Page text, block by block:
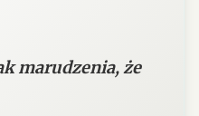
marudzenia, że